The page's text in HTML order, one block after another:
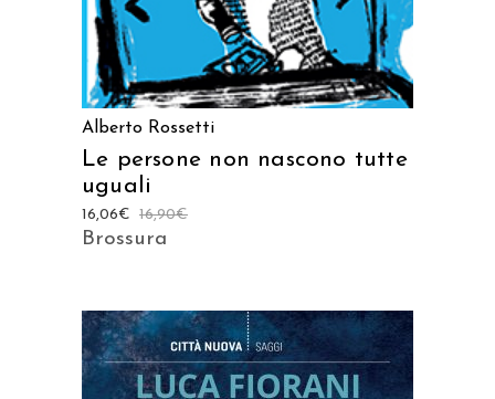
Alberto Rossetti
Le persone non nascono tutte
uguali
16,90€
16,06€
Brossura